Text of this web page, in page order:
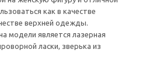
как в качестве
верхней одежды.
модели является лазерная
ласки, зверька из